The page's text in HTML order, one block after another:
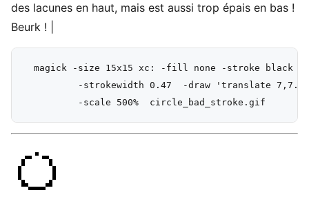
des lacunes en haut, mais est aussi trop épais en bas !
Beurk ! |
magick -size 15x15 xc: -fill none -stroke black
-strokewidth 0.47  -draw 'translate 7,7.3